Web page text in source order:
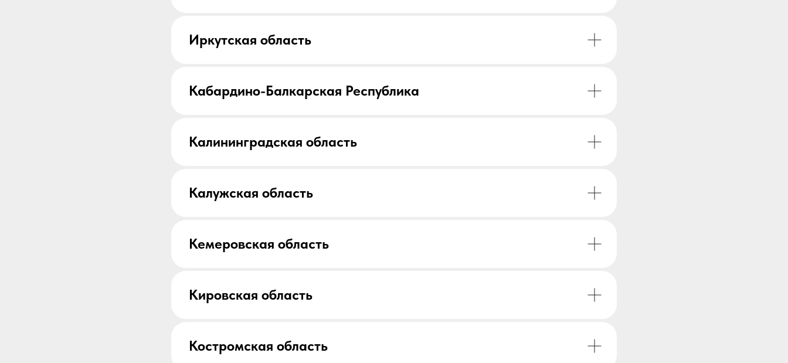
Иркутская область
Кабардино-Балкарская Республика
Калининградская область
Калужская область
Кемеровская область
Кировская область
Костромская область